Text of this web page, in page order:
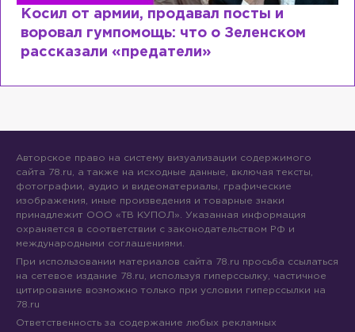
Рыдает из-за мужа, но опять флиртует с
Лазаревым: как Лера Кудрявцева
сходит с ума
Авторское право на систему визуализации содержимого
сайта 78.ru, а также на исходные данные, включая тексты,
фотографии, аудио и видеоматериалы, графические
изображения, иные произведения и товарные знаки
принадлежит ООО «ТВ КУПОЛ». Указанная информация
охраняется в соответствии с законодательством РФ и
международными соглашениями.
При использовании материалов сайта 78.ru просьба ссылаться
на сетевое издание 78.ru, используя гиперссылку, частичное
цитирование возможно только при условии гиперссылки на
78.ru
Ответственность за содержание любых рекламных